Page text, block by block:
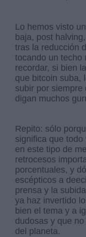
Lo hemos visto
baja, post
tras la reducción
tocando un techo
recordar, si bien
que bitcoin suba,
subir por siempre
digan muchos
Repito: sólo
significa que
en este tipo de
retrocesos
porcentuales, y
escépticos a
prensa y la
ya haz invertido
bien el tema y a
dudosas y que
del planeta.